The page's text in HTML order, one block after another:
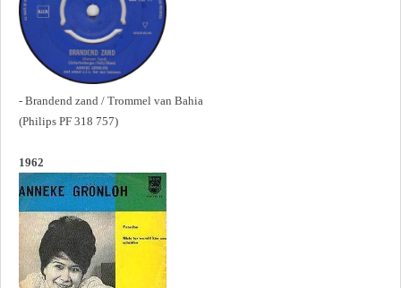
- Brandend zand / Trommel van Bahia
(Philips PF 318 757)
1962